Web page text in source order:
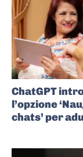
ChatGPT
l’opzione
chats’ per